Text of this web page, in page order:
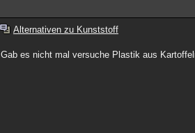
Alternativen zu Kunststoff
Gab es nicht mal versuche Plastik aus